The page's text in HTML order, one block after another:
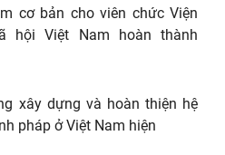
cơ bản cho viên chức Viện
hội Việt Nam hoàn thành
xây dựng và hoàn thiện hệ
pháp ở Việt Nam hiện